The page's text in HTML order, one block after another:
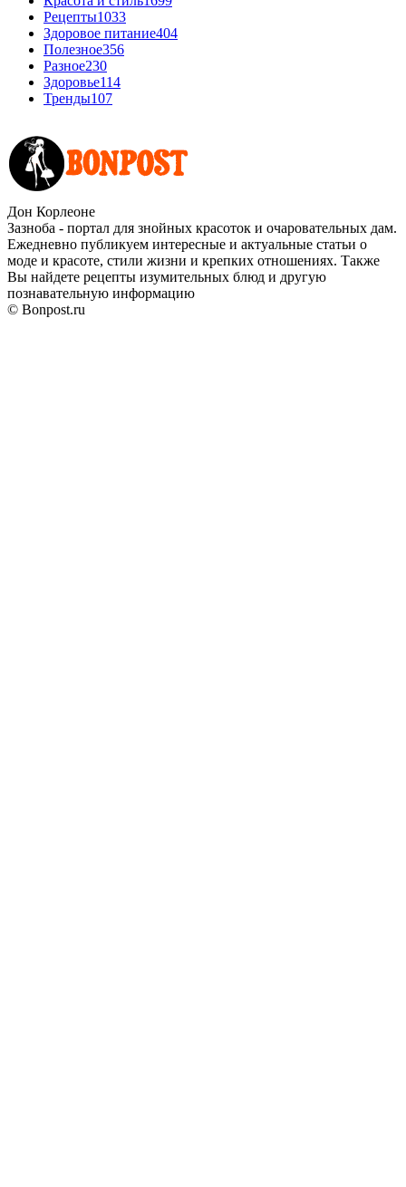
Рецепты1033
Здоровое питание404
Полезное356
Разное230
Здоровье114
Тренды107
Дон Корлеоне
Зазноба - портал для знойных красоток и очаровательных дам.
Ежедневно публикуем интересные и актуальные статьи о
моде и красоте, стили жизни и крепких отношениях. Также
Вы найдете рецепты изумительных блюд и другую
познавательную информацию
© Bonpost.ru